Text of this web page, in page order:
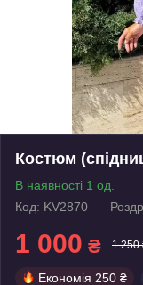
Костюм
В наявності 1 од.
Код: KV2870
1 000 ₴ 1 250
Економія 250 ₴